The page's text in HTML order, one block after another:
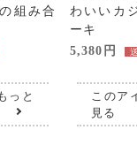
組み合
っと
わいいカ
ーキ
5,380円
このア
見る